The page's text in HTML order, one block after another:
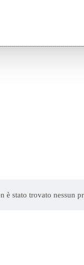
è stato trovato nessun